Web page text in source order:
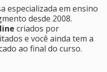
especializada em ensino
desde 2008.
criados por
e você ainda tem a
ao final do curso.